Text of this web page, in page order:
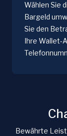
Wählen Sie
Bargeld
Sie den
Ihre Wallet-
Bewährte